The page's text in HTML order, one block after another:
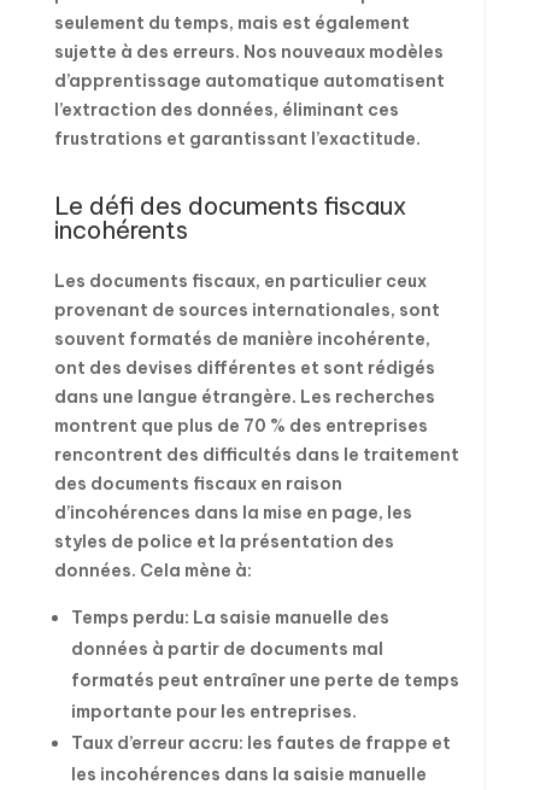
seulement du temps, mais est également
sujette à des erreurs. Nos nouveaux modèles
d’apprentissage automatique automatisent
l’extraction des données, éliminant ces
frustrations et garantissant l’exactitude.
Le défi des documents fiscaux
incohérents
Les documents fiscaux, en particulier ceux
provenant de sources internationales, sont
souvent formatés de manière incohérente,
ont des devises différentes et sont rédigés
dans une langue étrangère. Les recherches
montrent que plus de 70 % des entreprises
rencontrent des difficultés dans le traitement
des documents fiscaux en raison
d’incohérences dans la mise en page, les
styles de police et la présentation des
données. Cela mène à:
Temps perdu: La saisie manuelle des
données à partir de documents mal
formatés peut entraîner une perte de temps
importante pour les entreprises.
Taux d’erreur accru: les fautes de frappe et
les incohérences dans la saisie manuelle